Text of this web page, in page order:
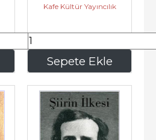
Sepete Ekle
Kafe Kültür Yayıncılık
450,00